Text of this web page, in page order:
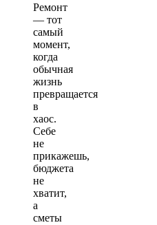
Ремонт
— тот
самый
момент,
когда
обычная
жизнь
превращается
в
хаос.
Себе
не
прикажешь,
бюджета
не
хватит,
а
сметы